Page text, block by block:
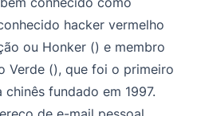
hacker vermelho
ou Honker () e membro
Verde (), que foi o primeiro
fundado em 1997.